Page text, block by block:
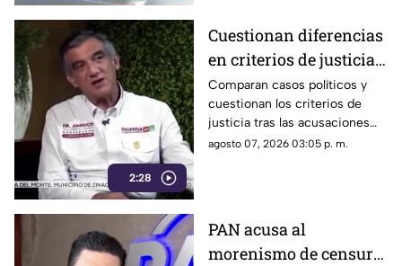
2:28
Cuestionan diferencias
en criterios de justicia
por casos políticos en
Guerrero y Sinaloa
Comparan casos políticos y
cuestionan los criterios de
justicia tras las acusaciones
contra exfuncionarios de
agosto 07, 2026 03:05 p. m.
PAN acusa al
morenismo de censura